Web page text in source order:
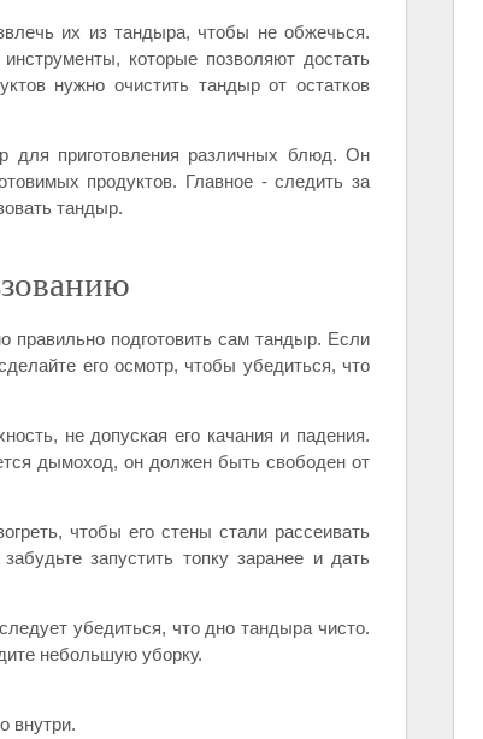
их из тандыра, чтобы не обжечься.
которые позволяют достать
нужно очистить тандыр от остатков
для приготовления различных блюд. Он
продуктов. Главное - следить за
тандыр.
правильно подготовить сам тандыр. Если
его осмотр, чтобы убедиться, что
не допуская его качания и падения.
дымоход, он должен быть свободен от
чтобы его стены стали рассеивать
запустить топку заранее и дать
убедиться, что дно тандыра чисто.
небольшую уборку.
внутри.